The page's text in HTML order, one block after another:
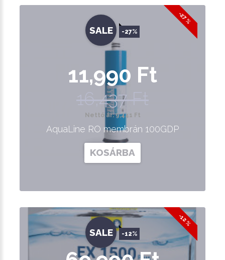
-27 %
SALE -27%
11,990 Ft
16,437 Ft
Nettó ár: 9,441 Ft
AquaLine RO membrán 100GDP
KOSÁRBA
-12 %
SALE -12%